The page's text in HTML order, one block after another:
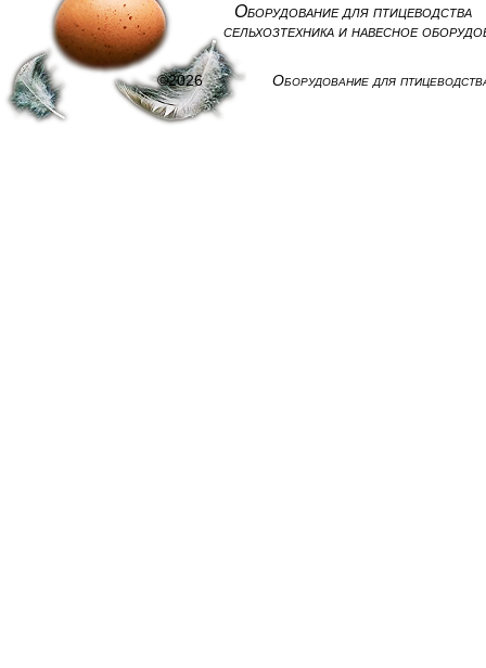
Оборудование для птицеводства
сельхозтехника и навесное
©2026 Оборудование для